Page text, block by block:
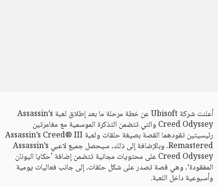
أعلنت شركة Ubisoft عن خطة مرحلة ما بعد إطلاق لعبة Assassin’s
Creed Odyssey والتي تتضمن التذكرة الموسمية مع مغامرتين
رئيسيتين تقودهما القصة بصيغة حلقات ولعبة Assassin’s Creed® III
Remastered. وبالإضافة إلى ذلك، سيحصل جميع لاعبي Assassin’s
Creed Odyssey على محتويات مجانية تتضمن إضافة ’حكايا اليونان
المفقودة‘، وهي قصة تصدر على شكل حلقات، إلى جانب فعاليات يومية
وأسبوعية داخل اللعبة.